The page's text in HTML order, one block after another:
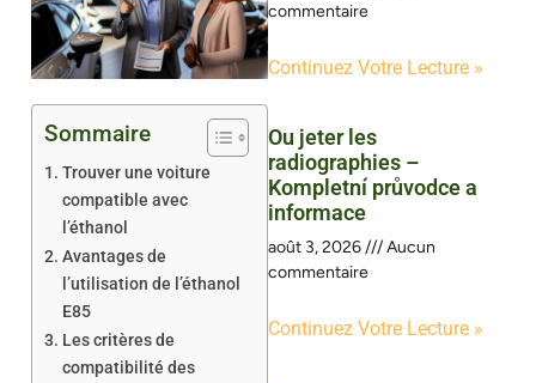
Sommaire
Trouver une voiture
compatible avec
l’éthanol
Avantages de
l’utilisation de l’éthanol
E85
Les critères de
compatibilité des
commentaire
Continuez Votre Lecture »
Ou jeter les
radiographies –
Kompletní průvodce a
informace
août 3, 2026
Aucun
commentaire
Continuez Votre Lecture »